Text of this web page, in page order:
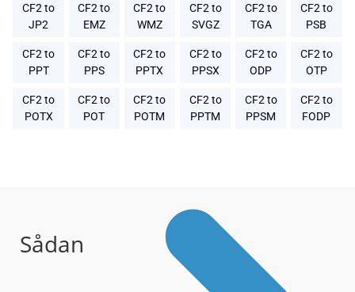
CF2 to
JP2
CF2 to
EMZ
CF2 to
WMZ
CF2 to
SVGZ
CF2 to
TGA
CF2 to
PSB
CF2 to
PPT
CF2 to
PPS
CF2 to
PPTX
CF2 to
PPSX
CF2 to
ODP
CF2 to
OTP
CF2 to
POTX
CF2 to
POT
CF2 to
POTM
CF2 to
PPTM
CF2 to
PPSM
CF2 to
FODP
Sådan